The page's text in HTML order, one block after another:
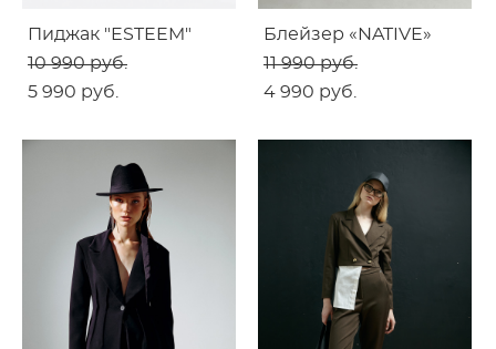
Пиджак "ESTEEM"
10 990 pуб.
5 990 pуб.
Блейзер «NATIVE»
11 990 pуб.
4 990 pуб.